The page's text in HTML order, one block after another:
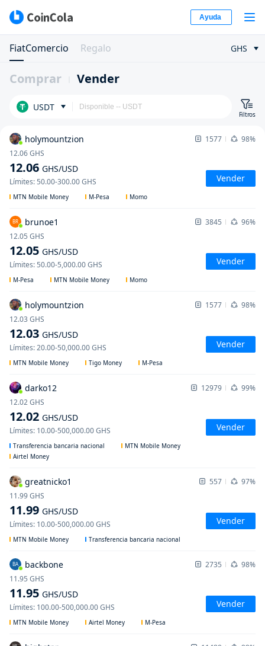
Ayuda
FiatComercio Regalo GHS
Comprar Vender
USDT
Filtros
holymountzion 1577 98%
12.06 GHS/USD
12.06GHS
Límites:50.00-300.00GHS Vender
MTN Mobile Money M-Pesa Momo
BR brunoe1 3845 96%
12.05 GHS/USD
12.05 GHS
Límites:50.00-5,000.00GHS Vender
M-Pesa MTN Mobile Money Momo
holymountzion 1577 98%
12.03 GHS/USD
12.03GHS
Límites:20.00-50,000.00GHS Vender
MTN Mobile Money Tigo Money M-Pesa
darko12 12979 99%
12.02 GHS/USD
12.02GHS
Límites: 10.00-500,000.00GHS Vender
Transferencia bancaria nacional
MTN Mobile Money
Airtel Money
greatnicko1 557 97%
11.99 GHS/USD
11.99GHS
Límites: 10.00-500,000.00GHS Vender
MTN Mobile Money Transferencia bancaria nacional
BA backbone 2735 98%
11.95 GHS/USD
11.95 GHS
Límites: 100.00-500,000.00GHS Vender
MTN Mobile Money Airtel Money M-Pesa